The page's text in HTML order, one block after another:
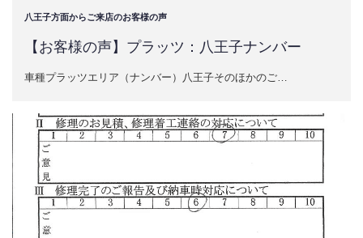
八王子方面からご来店のお客様の声
【お客様の声】プラッツ：八王子ナンバー
車種プラッツエリア（ナンバー）八王子そのほかのご…